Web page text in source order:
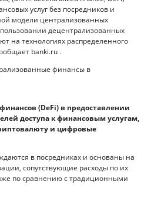
услуг без посредников и
модели централизованных
децентрализованных
на технологиях распределенного
banki.ru .
(DeFi) в предоставлении
доступа к финансовым услугам,
и цифровые
в посредниках и основаны на
сопутствующие расходы по их
по сравнению с традиционными